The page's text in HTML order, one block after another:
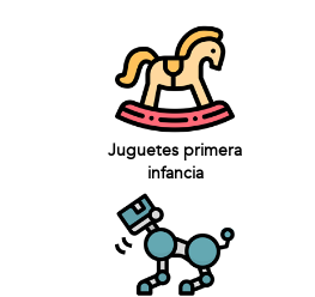
Juguetes primera
infancia